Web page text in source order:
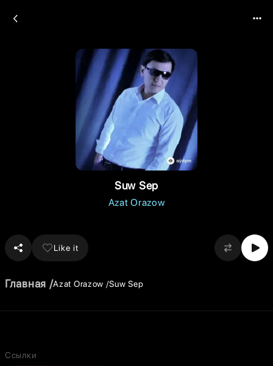
Suw Sep
Azat Orazow
Like it
Главная Azat Orazow Suw Sep
Ссылки